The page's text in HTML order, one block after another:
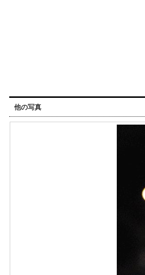
他の写真